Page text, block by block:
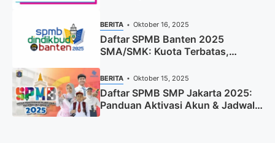
BERITA Oktober 16, 2025
Daftar SPMB Banten 2025
SMA/SMK: Kuota Terbatas,
BERITA Oktober 15, 2025
Daftar SPMB SMP Jakarta 2025:
Panduan Aktivasi Akun & Jadwal
Lengkap